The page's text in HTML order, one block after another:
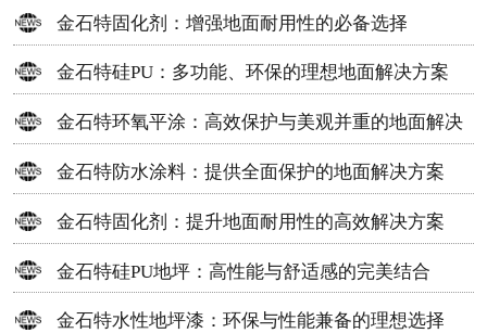
方案
金石特固化剂：增强地面耐用性的必备选择
金石特硅PU：多功能、环保的理想地面解决方案
金石特环氧平涂：高效保护与美观并重的地面解决
方案
金石特防水涂料：提供全面保护的地面解决方案
金石特固化剂：提升地面耐用性的高效解决方案
金石特硅PU地坪：高性能与舒适感的完美结合
金石特水性地坪漆：环保与性能兼备的理想选择